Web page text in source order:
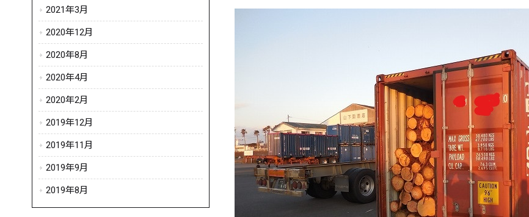
2021年3月
2020年12月
2020年8月
2020年4月
2020年2月
2019年12月
2019年11月
2019年9月
2019年8月